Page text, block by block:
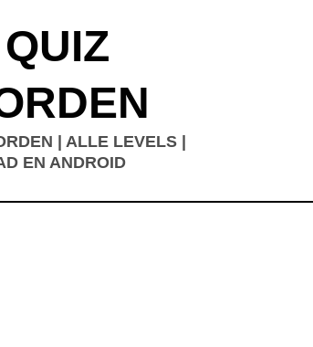
| ALLE LEVELS |
EN ANDROID